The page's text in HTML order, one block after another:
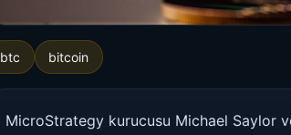
btc bitcoin
MicroStrategy kurucusu Michael Saylor